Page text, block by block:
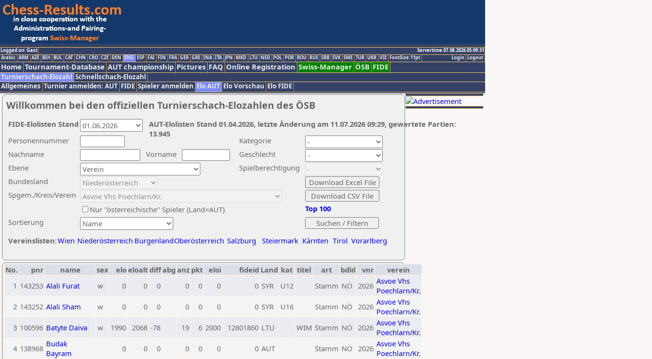
Logged on: Gast
Servertime 07.08.2026 05:09:31
Logout
Login
Arabic ARM AZE BIH BUL CAT CHN CRO CZE DEN ENG ESP FAI FIN FRA GER GRE INA ITA JPN MKD LTU NED POL POR ROU RUS SRB SVK SWE TUR UKR VIE FontSize:11pt
Home Tournament-Database AUT championship Pictures FAQ Online Registration Swiss-Manager ÖSB FIDE
Turnierschach-Elozahl Schnellschach-Elozahl
Allgemeines Turnier anmelden: AUT FIDE Spieler anmelden Elo AUT Elo Vorschau Elo FIDE
Willkommen bei den offiziellen Turnierschach-Elozahlen des ÖSB
Nachname
Vorname
Ebene
Kategorie
Sortierung
Personennummer
Bundesland
Spgem./Kreis/Verein
Geschlecht
Nur "österreichische" Spieler (Land=AUT)
Spielberechtigung
Vereinslisten:Wien Niederösterreich BurgenlandOberösterreich Salzburg Steiermark Kärnten Tirol Vorarlberg
Top 100
AUT-Elolisten Stand 01.04.2026, letzte Änderung am 11.07.2026 09:29, gewertete Partien:
13.945
FIDE-Elolisten Stand
No. pnr name sex eloeloaltdiffabg anz pkt eloi fideid Land kat titel art bdld vnr
verein
1 143253 Alali Furat w 0 0 0 0 0 0 0 SYR U12 Stamm NÖ 2026 Asvoe Vhs
Poechlarn/Kr.
2 143252 Alali Sham w 0 0 0 0 0 0 0 SYR U16 Stamm NÖ 2026 Asvoe Vhs
Poechlarn/Kr.
3 100596 Batyte Daiva w 1990 2068 -78 19 6 2000 12801860 LTU WIM Stamm NÖ 2026 Asvoe Vhs
Poechlarn/Kr.
4 138968 Budak
Bayram
0 0 0 0 0 0 0 AUT Stamm NÖ 2026 Asvoe Vhs
Poechlarn/Kr.